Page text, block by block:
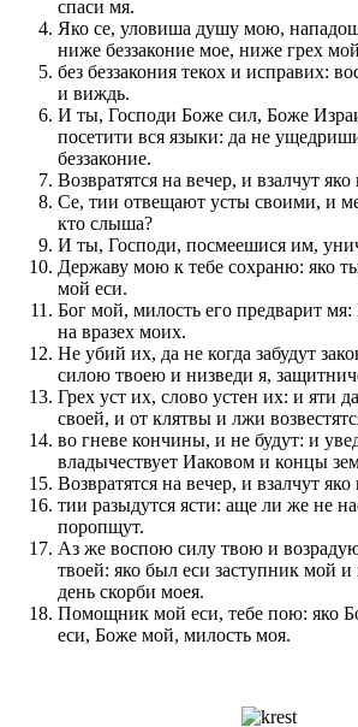
спаси мя.
Яко се, уловиша душу мою,
ниже беззаконие мое, ниже грех
без беззакония текох и исправих:
и виждь.
И ты, Господи Боже сил, Боже
посетити вся языки: да не
беззаконие.
Возвратятся на вечер, и взалчут
Се, тии отвещают усты своими, и
кто слыша?
И ты, Господи, посмеешися им,
Державу мою к тебе сохраню: яко
мой еси.
Бог мой, милость его предварит
на вразех моих.
Не убий их, да не когда забудут
силою твоею и низведи я,
Грех уст их, слово устен их: и яти
своей, и от клятвы и лжи
во гневе кончины, и не будут: и
владычествует Иаковом и концы
Возвратятся на вечер, и взалчут
тии разыдутся ясти: аще ли же не
поропщут.
Аз же воспою силу твою и
твоей: яко был еси заступник мой
день скорби моея.
Помощник мой еси, тебе пою: яко
еси, Боже мой, милость моя.